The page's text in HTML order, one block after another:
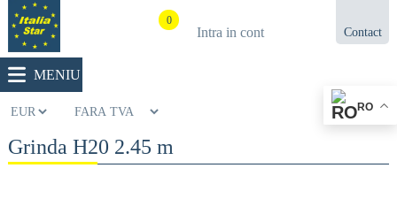
0
Intra in cont Contact
MENIU
Grinda H20 2.45 m
RO